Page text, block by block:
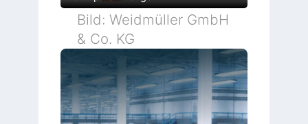
Bild: Weidmüller GmbH
& Co. KG